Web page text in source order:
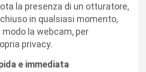
la presenza di un otturatore,
in qualsiasi momento,
la webcam, per
privacy.
e immediata